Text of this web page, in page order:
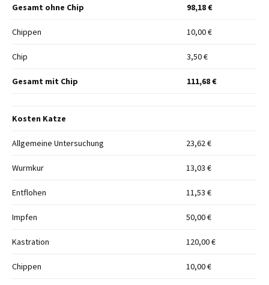
Gesamt ohne Chip 98,18 €
Chippen 10,00 €
Chip 3,50 €
Gesamt mit Chip 111,68 €
Kosten Katze
Allgemeine Untersuchung 23,62 €
Wurmkur 13,03 €
Entflohen 11,53 €
Impfen 50,00 €
Kastration 120,00 €
Chippen 10,00 €